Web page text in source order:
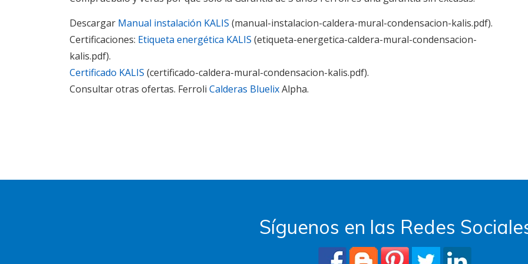
Descargar Manual instalación KALIS (manual-instalacion-caldera-mural-condensacion-kalis.pdf).
Certificaciones: Etiqueta energética KALIS (etiqueta-energetica-caldera-mural-condensacion-
kalis.pdf).
Certificado KALIS (certificado-caldera-mural-condensacion-kalis.pdf).
Consultar otras ofertas. Ferroli Calderas BluelixAlpha.
Síguenos en las Redes